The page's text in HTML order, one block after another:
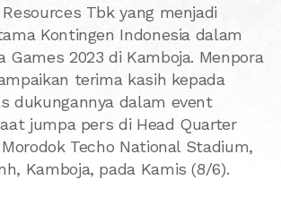
Resources Tbk yang menjadi
Kontingen Indonesia dalam
Games 2023 di Kamboja. Menpora
terima kasih kepada
dukungannya dalam event
jumpa pers di Head Quarter
Techo National Stadium,
Kamboja, pada Kamis (8/6).